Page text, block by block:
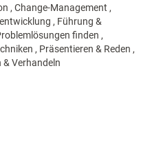
, Change-Management ,
, Führung &
finden ,
, Präsentieren & Reden ,
& Verhandeln